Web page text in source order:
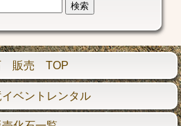
販売 TOP
ベントレンタル